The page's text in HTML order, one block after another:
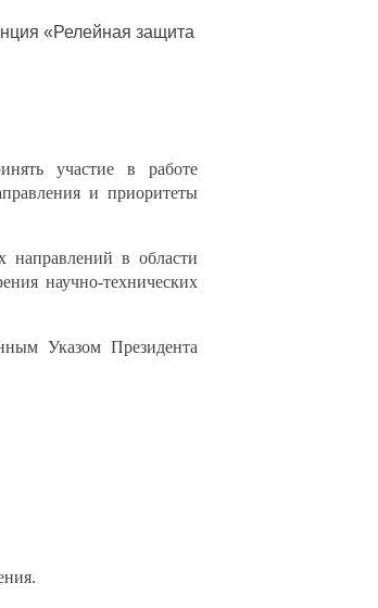
«Релейная защита
участие в работе
и приоритеты
направлений в области
научно-технических
Указом Президента